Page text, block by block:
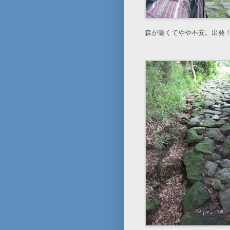
森が濃くてやや不安。出発